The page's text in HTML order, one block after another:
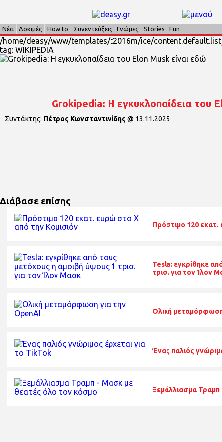
Νέα Δοκιμές How to Συνεντεύξεις Γνώμες Stories Fun
/home/deasy/www/templates/t2016m/ice/
tag: WIKIPEDIA
Grokipedia: Η εγκυκλοπαίδεια του
Συντάκτης: Πέτρος Κωνσταντινίδης @ 13.11.2025
Διάβασε επίσης
Πρόστιμο 120 εκατ.
Tesla: εγκρίθηκε
τρισ. για τον Ίλον
Ολική
Ένας παλιός
Ξεμάλλιασμα